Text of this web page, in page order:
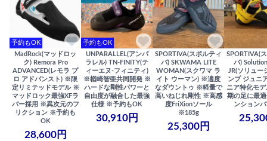
予約もOK
MadRock(マッドロッ
ク) Remora Pro
ADVANCED(レモラ プ
ロ アドバンスト) ※限
定リミテッドモデル ※
マッドロック最強XFラ
バー採用 ※異次元のフ
リクション ※予約も
OK
28,600円
予約もOK
UNPARALLEL(アンパ
ラレル) TN-FINITY(テ
ィーエヌ-フィニティ)
※楢崎智亜共同開発 ※
ハードな剛性パワーと
自由度が融合した最強
仕様 ※予約もOK
30,910円
SPORTIVA(スポルティ
バ) SKWAMA LITE
WOMAN(スクワマ ラ
イト ウーマン) ※適度
なダウントゥ ※軽量で
高いねじれ剛性 ※高感
度FriXionソール
※185g
25,300円
SPORTIVA(
バ)
JR(ソリュー
ンプ ジュニ
ニア特化モ
期の足に最
ンション